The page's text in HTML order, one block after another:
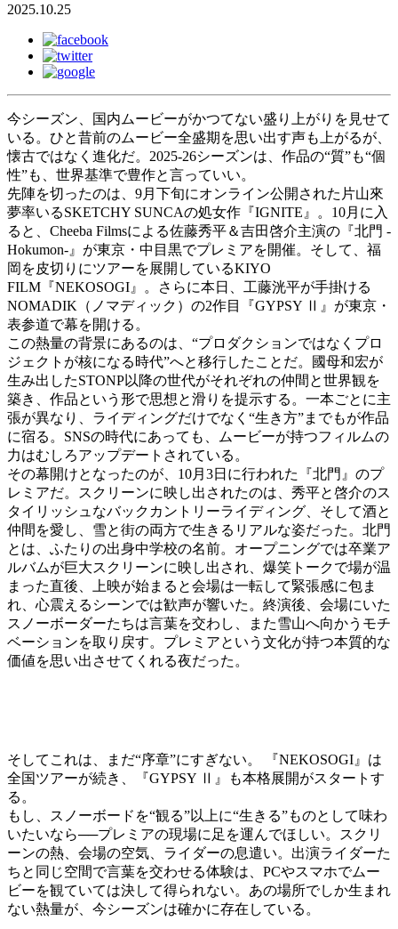
2025.10.25
今シーズン、国内ムービーがかつてない盛り上がりを見せて
いる。ひと昔前のムービー全盛期を思い出す声も上がるが、
懐古ではなく進化だ。2025-26シーズンは、作品の“質”も“個
性”も、世界基準で豊作と言っていい。
先陣を切ったのは、9月下旬にオンライン公開された片山來
夢率いるSKETCHY SUNCAの処女作『IGNITE』。10月に入
ると、Cheeba Filmsによる佐藤秀平＆吉田啓介主演の『北門 -
Hokumon-』が東京・中目黒でプレミアを開催。そして、福
岡を皮切りにツアーを展開しているKIYO
FILM『NEKOSOGI』。さらに本日、工藤洸平が手掛ける
NOMADIK（ノマディック）の2作目『GYPSY Ⅱ』が東京・
表参道で幕を開ける。
この熱量の背景にあるのは、“プロダクションではなくプロ
ジェクトが核になる時代”へと移行したことだ。國母和宏が
生み出したSTONP以降の世代がそれぞれの仲間と世界観を
築き、作品という形で思想と滑りを提示する。一本ごとに主
張が異なり、ライディングだけでなく“生き方”までもが作品
に宿る。SNSの時代にあっても、ムービーが持つフィルムの
力はむしろアップデートされている。
その幕開けとなったのが、10月3日に行われた『北門』のプ
レミアだ。スクリーンに映し出されたのは、秀平と啓介のス
タイリッシュなバックカントリーライディング、そして酒と
仲間を愛し、雪と街の両方で生きるリアルな姿だった。北門
とは、ふたりの出身中学校の名前。オープニングでは卒業ア
ルバムが巨大スクリーンに映し出され、爆笑トークで場が温
まった直後、上映が始まると会場は一転して緊張感に包ま
れ、心震えるシーンでは歓声が響いた。終演後、会場にいた
スノーボーダーたちは言葉を交わし、また雪山へ向かうモチ
ベーションを取り戻す。プレミアという文化が持つ本質的な
価値を思い出させてくれる夜だった。
そしてこれは、まだ“序章”にすぎない。 『NEKOSOGI』は
全国ツアーが続き、『GYPSY Ⅱ』も本格展開がスタートす
る。
もし、スノーボードを“観る”以上に“生きる”ものとして味わ
いたいなら──プレミアの現場に足を運んでほしい。スクリ
ーンの熱、会場の空気、ライダーの息遣い。出演ライダーた
ちと同じ空間で言葉を交わせる体験は、PCやスマホでムー
ビーを観ていては決して得られない。あの場所でしか生まれ
ない熱量が、今シーズンは確かに存在している。